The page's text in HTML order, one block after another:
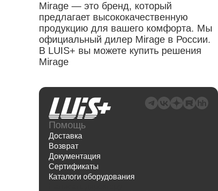
Mirage — это бренд, который
предлагает высококачественную
продукцию для вашего комфорта. Мы
официальный дилер Mirage в России.
В LUIS+ вы можете купить решения
Mirage
Помощь
Доставка
Возврат
Документация
Сертификаты
Каталоги оборудования